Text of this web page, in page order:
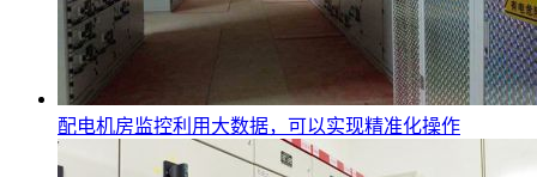
配电机房监控利用大数据，可以实现精准化操作